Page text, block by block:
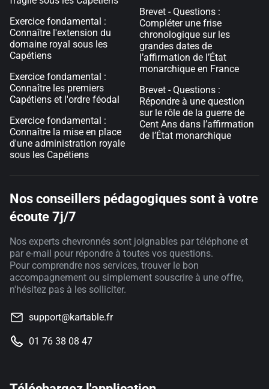
Exercice fondamental :
Connaître l'extension du
domaine royal sous les
Capétiens
Exercice fondamental :
Connaître les premiers
Capétiens et l'ordre féodal
Exercice fondamental :
Connaître la mise en place
d'une administration royale
sous les Capétiens
Brevet - Questions :
Compléter une frise
chronologique sur les
grandes dates de
l’affirmation de l’État
monarchique en France
Brevet - Questions :
Répondre à une question
sur le rôle de la guerre de
Cent Ans dans l’affirmation
de l’État monarchique
Nos conseillers pédagogiques sont à votre
écoute 7j/7
Nos experts chevronnés sont joignables par téléphone et
par e-mail pour répondre à toutes vos questions.
Pour comprendre nos services, trouver le bon
accompagnement ou simplement souscrire à une offre,
n'hésitez pas à les solliciter.
support@kartable.fr
01 76 38 08 47